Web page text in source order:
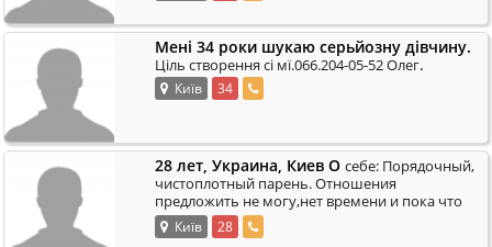
Мені 34 роки шукаю серьйозну дівчину.
Ціль створення сі мї.066.204-05-52 Олег.
Київ 34
28 лет, Украина, Киев О себе: Порядочный,
чистоплотный парень. Отношения
предложить не могу,нет времени и пока что
желания(. При взаимной симпатии:
встречь,вече.
Київ 28